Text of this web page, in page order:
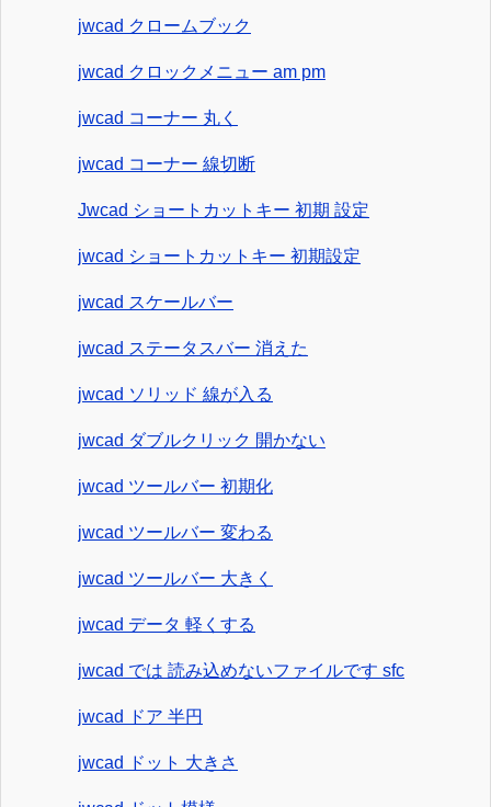
jwcad クロームブック
jwcad クロックメニュー am pm
jwcad コーナー 丸く
jwcad コーナー 線切断
Jwcad ショートカットキー 初期 設定
jwcad ショートカットキー 初期設定
jwcad スケールバー
jwcad ステータスバー 消えた
jwcad ソリッド 線が入る
jwcad ダブルクリック 開かない
jwcad ツールバー 初期化
jwcad ツールバー 変わる
jwcad ツールバー 大きく
jwcad データ 軽くする
jwcad では 読み込めないファイルです sfc
jwcad ドア 半円
jwcad ドット 大きさ